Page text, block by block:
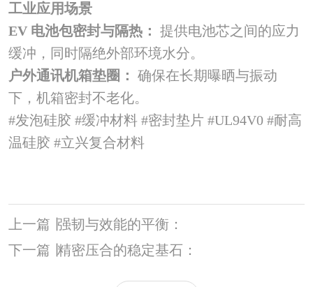
工业应用场景
EV 电池包密封与隔热： 提供电池芯之间的应力
缓冲，同时隔绝外部环境水分。
户外通讯机箱垫圈： 确保在长期曝晒与振动
下，机箱密封不老化。
#发泡硅胶 #缓冲材料 #密封垫片 #UL94V0 #耐高
温硅胶 #立兴复合材料
上一篇 丨
强韧与效能的平衡：
下一篇 丨
精密压合的稳定基石：